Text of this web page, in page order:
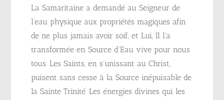
La Samaritaine a demandé au Seigneur de
l’eau physique aux propriétés magiques afin
de ne plus jamais avoir soif, et Lui, Il l’a
transformée en Source d’Eau vive pour nous
tous. Les Saints, en s’unissant au Christ,
puisent sans cesse à la Source inépuisable de
la Sainte Trinité. Les énergies divines qui les